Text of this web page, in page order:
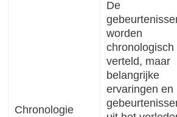
Chronologie
De
worden
chronologisch
verteld, maar
belangrijke
ervaringen en